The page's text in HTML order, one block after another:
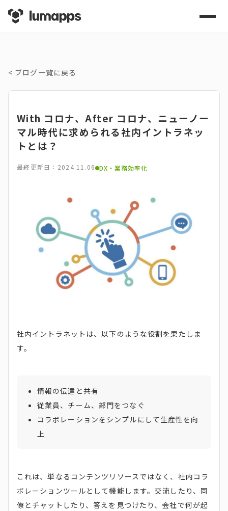
< ブログ一覧に戻る
With コロナ、After コロナ、ニューノー
マル時代に求められる社内イントラネッ
トとは？
最終更新日：2024.11.06 DX・業務効率化
社内イントラネットは、以下のような役割を果たしま
す。
情報の伝達と共有
従業員、チーム、部門をつなぐ
コラボレーションをシンプルにして生産性を向
上
これは、単なるコンテンツリソースではなく、社内コラ
ボレーションツールとして機能します。交流したり、同
僚とチャットしたり、答えを見つけたり、会社で何が起